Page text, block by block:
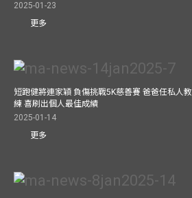
2025-01-23
更多
短跑健將連家穎 負傷挑戰5K慈善賽 爸爸任私人教
練 喜刷出個人最佳成績
2025-01-14
更多